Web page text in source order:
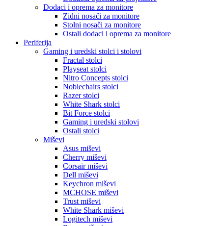
Dodaci i oprema za monitore
Zidni nosači za monitore
Stolni nosači za monitore
Ostali dodaci i oprema za monitore
Periferija
Gaming i uredski stolci i stolovi
Fractal stolci
Playseat stolci
Nitro Concepts stolci
Noblechairs stolci
Razer stolci
White Shark stolci
Bit Force stolci
Gaming i uredski stolovi
Ostali stolci
Miševi
Asus miševi
Cherry miševi
Corsair miševi
Dell miševi
Keychron miševi
MCHOSE miševi
Trust miševi
White Shark miševi
Logitech miševi